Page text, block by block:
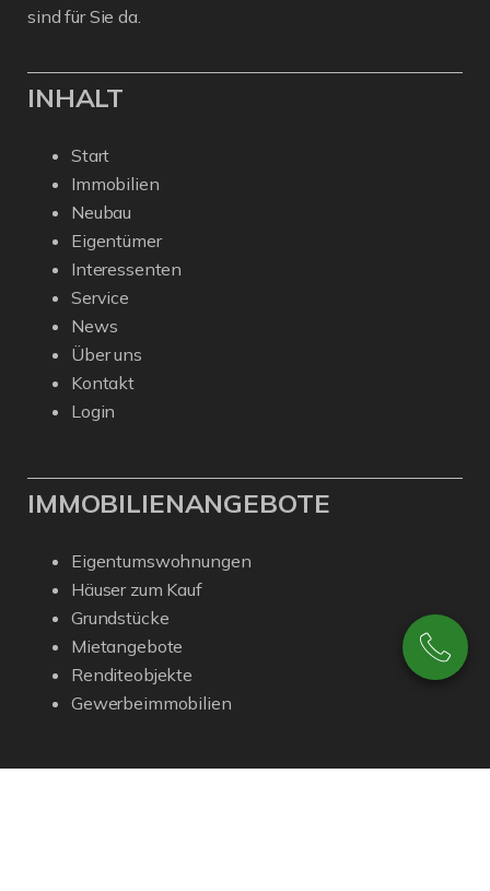
sind für Sie da.
INHALT
Start
Immobilien
Neubau
Eigentümer
Interessenten
Service
News
Über uns
Kontakt
Login
IMMOBILIENANGEBOTE
Eigentumswohnungen
Häuser zum Kauf
Grundstücke
Mietangebote
Renditeobjekte
Gewerbeimmobilien